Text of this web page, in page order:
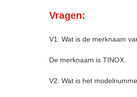
Vragen:
V1: Wat is de merknaam
De merknaam is TINOX.
V2: Wat is het